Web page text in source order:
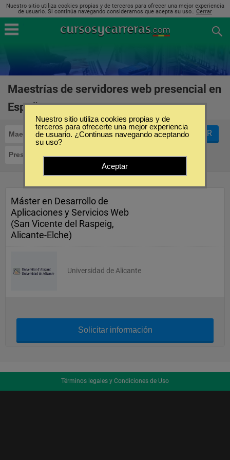
Nuestro sitio utiliza cookies propias y de terceros para ofrecer una mejor experiencia
de usuario. Si continúa navegando consideramos que acepta su uso.. Cerrar
Maestrías de servidores web presencial en
España
Maestrías Servidores WEB
Presencial
FILTRAR
Máster en Desarrollo de
Aplicaciones y Servicios Web
(San Vicente del Raspeig,
Alicante-Elche)
Universidad de Alicante
Solicitar información
Términos legales y Condiciones de Uso
Nuestro sitio utiliza cookies propias y de
terceros para ofrecerte una mejor experiencia
de usuario. ¿Continuas navegando aceptando
su uso?
Aceptar